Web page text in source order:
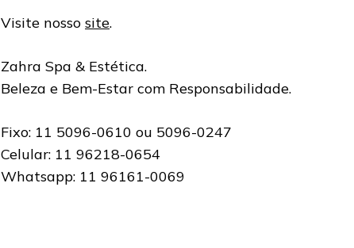
Visite nosso site.
Zahra Spa & Estética.
Beleza e Bem-Estar com Responsabilidade.
Fixo: 11 5096-0610 ou 5096-0247
Celular: 11 96218-0654
Whatsapp: 11 96161-0069